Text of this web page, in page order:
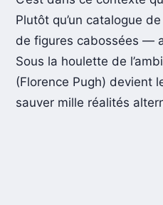
Plutôt qu’un catalogue
de figures cabossées —
Sous la houlette de
(Florence Pugh) devient
sauver mille réalités